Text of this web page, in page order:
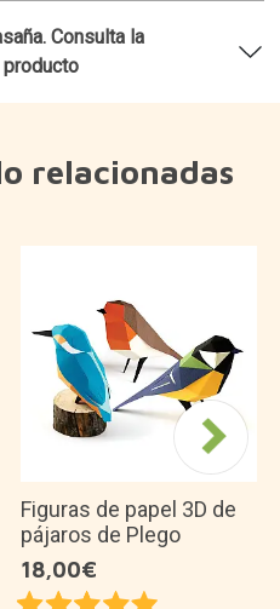
Consulta la
relacionadas
Figuras de papel 3D de
pájaros de Plego
18,00€